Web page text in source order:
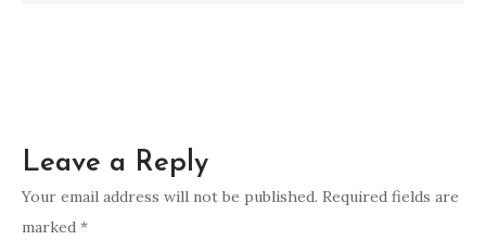
Leave a Reply
Your email address will not be published. Required fields are
marked *